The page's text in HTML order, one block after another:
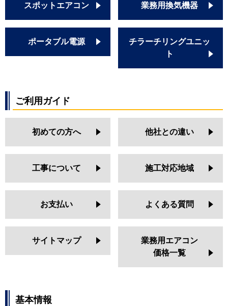
スポットエアコン 業務用換気機器
ポータブル電源
チラーチリングユニッ
ト
ご利用ガイド
初めての方へ 他社との違い
工事について 施工対応地域
お支払い よくある質問
サイトマップ
業務用エアコン
価格一覧
基本情報